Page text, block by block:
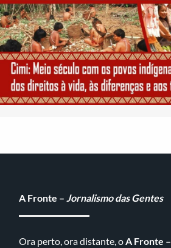
A Fronte – Jornalismo das Gentes
Ora perto, ora distante, oA Fronte –